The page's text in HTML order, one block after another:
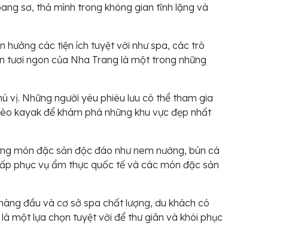
sơ, thả mình trong không gian tĩnh lặng và
hưởng các tiện ích tuyệt vời như spa, các trò
tươi ngon của Nha Trang là một trong những
vị. Những người yêu phiêu lưu có thể tham gia
kayak để khám phá những khu vực đẹp nhất
món đặc sản độc đáo như nem nướng, bún cá
phục vụ ẩm thực quốc tế và các món đặc sản
đầu và cơ sở spa chất lượng, du khách có
một lựa chọn tuyệt vời để thư giãn và khôi phục